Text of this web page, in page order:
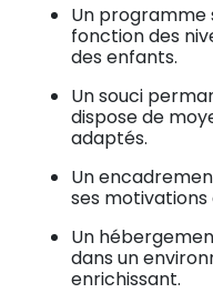
Un programme
fonction des
des enfants.
Un souci
dispose de
adaptés.
Un
ses
Un
dans un
enrichissant.